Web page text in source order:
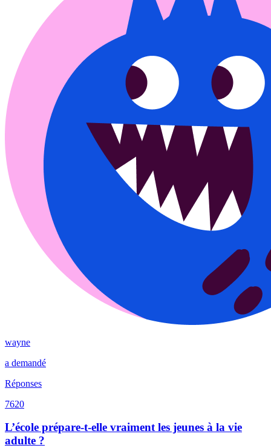
wayne
a demandé
Réponses
7620
L’école prépare-t-elle vraiment les jeunes à la vie
adulte ?